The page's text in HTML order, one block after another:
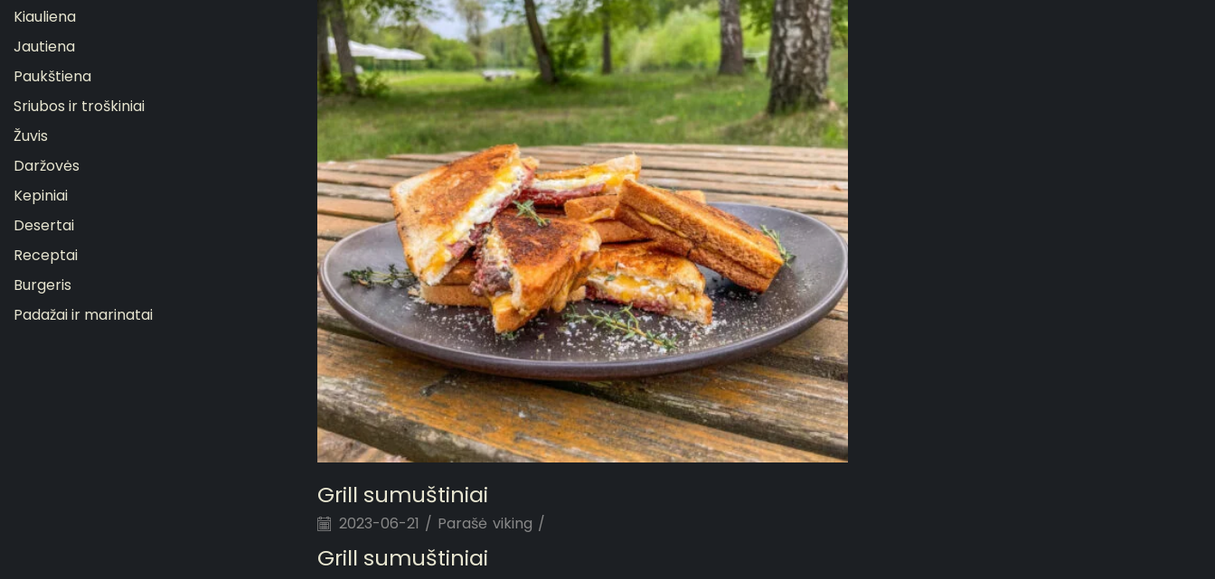
Grill sumuštiniai
2023-06-21 / Parašė viking /
Grill sumuštiniai
Kiauliena
Jautiena
Paukštiena
Sriubos ir troškiniai
Žuvis
Daržovės
Kepiniai
Desertai
Receptai
Burgeris
Padažai ir marinatai